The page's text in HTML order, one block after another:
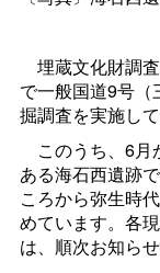
埋蔵文化財調
で一般国道9号（
掘調査を実施して
このうち、6月
ある海石西遺跡
ころから弥生時
めています。各
は、順次お知ら